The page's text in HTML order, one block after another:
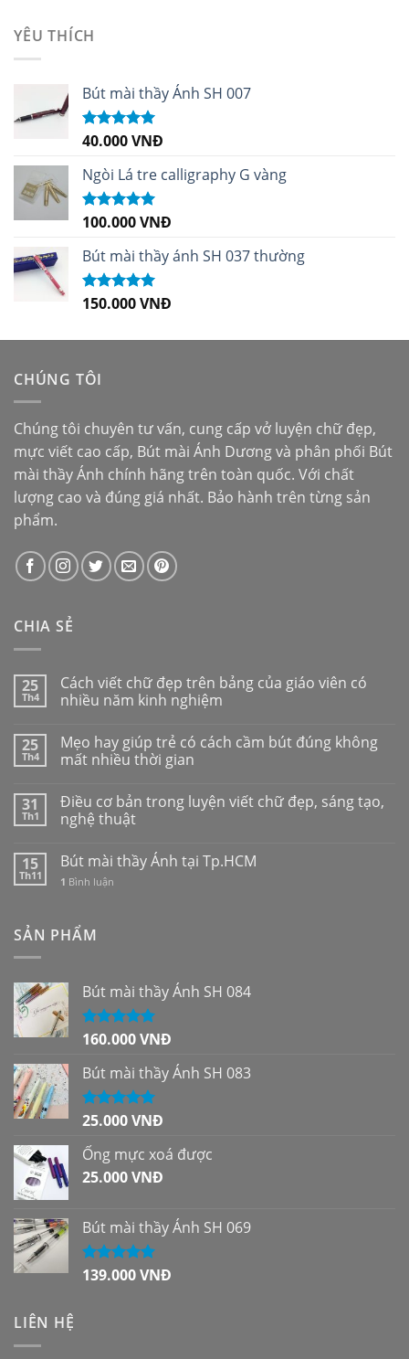
YÊU THÍCH
Bút mài thầy Ánh SH 007
Được xếp
sao
40.000VNĐ
Ngòi Lá tre calligraphy G vàng
Được xếp
sao
100.000VNĐ
Bút mài thầy ánh SH 037 thường
Được xếp
150.000VNĐ
CHÚNG TÔI
Chúng tôi chuyên tư vấn, cung cấp vở luyện chữ đẹp,
mực viết cao cấp, Bút mài Ánh Dươngvà phân phối Bút
mài thầy Ánh chính hãng trên toàn quốc. Với chất
lượng cao và đúng giá nhất. Bảo hành trên từng sản
phẩm.
CHIA SẺ
25
Th4
Cách viết chữ đẹp trên bảng của giáo viên có
nhiều năm kinh nghiệm
25
Th4
Mẹo hay giúp trẻ có cách cầm bút đúng không
mất nhiều thời gian
31
Th1
Điều cơ bản trong luyện viết chữ đẹp, sáng tạo,
nghệ thuật
15
Th11
Bút mài thầy Ánh tại Tp.HCM
1 Bình luận
SẢN PHẨM
Bút mài thầy Ánh SH 084
Được xếp
sao
160.000VNĐ
Bút mài thầy Ánh SH 083
Được xếp
sao
25.000VNĐ
Ống mực xoá được
25.000VNĐ
Bút mài thầy Ánh SH 069
Được xếp
139.000VNĐ
LIÊN HỆ